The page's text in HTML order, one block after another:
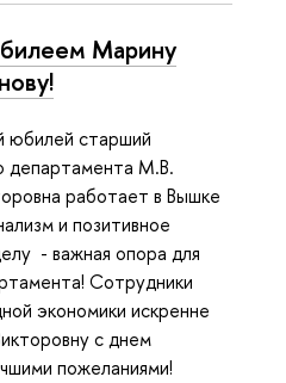
Марину
юбилей старший
департамента М.В.
работает в Вышке
и позитивное
- важная опора для
Сотрудники
экономики искренне
с днем
пожеланиями!